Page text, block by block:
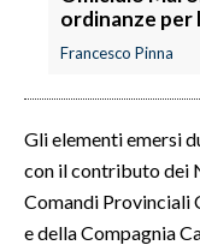
ordinanze per
Francesco Pinna
Gli elementi emersi
con il contributo dei
Comandi Provinciali
e della Compagnia